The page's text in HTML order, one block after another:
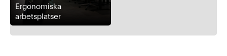
Ergonomiska
arbetsplatser